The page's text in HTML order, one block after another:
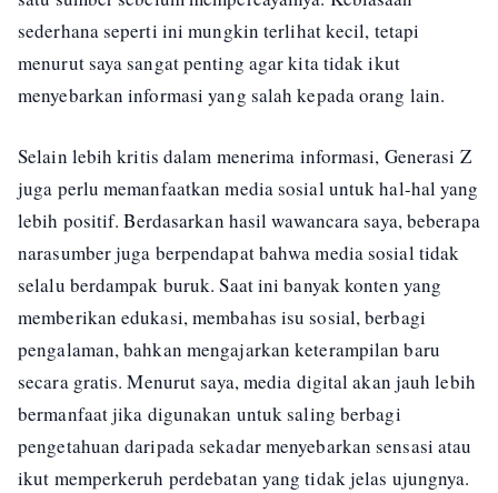
sederhana seperti ini mungkin terlihat kecil, tetapi
menurut saya sangat penting agar kita tidak ikut
menyebarkan informasi yang salah kepada orang lain.
Selain lebih kritis dalam menerima informasi, Generasi Z
juga perlu memanfaatkan media sosial untuk hal-hal yang
lebih positif. Berdasarkan hasil wawancara saya, beberapa
narasumber juga berpendapat bahwa media sosial tidak
selalu berdampak buruk. Saat ini banyak konten yang
memberikan edukasi, membahas isu sosial, berbagi
pengalaman, bahkan mengajarkan keterampilan baru
secara gratis. Menurut saya, media digital akan jauh lebih
bermanfaat jika digunakan untuk saling berbagi
pengetahuan daripada sekadar menyebarkan sensasi atau
ikut memperkeruh perdebatan yang tidak jelas ujungnya.